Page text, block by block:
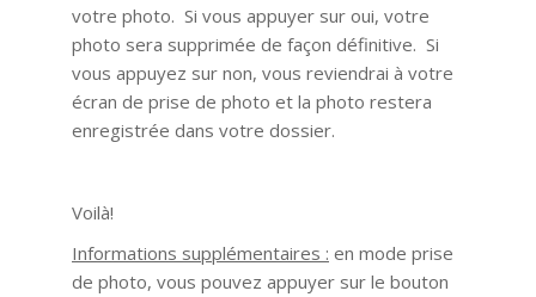
votre photo. Si vous appuyer sur oui, votre
photo sera supprimée de façon définitive. Si
vous appuyez sur non, vous reviendrai à votre
écran de prise de photo et la photo restera
enregistrée dans votre dossier.
Voilà!
Informations supplémentaires : en mode prise
de photo, vous pouvez appuyer sur le bouton